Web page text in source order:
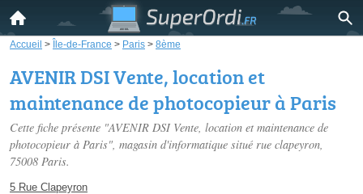
Accueil > Île-de-France > Paris > 8ème
AVENIR DSI Vente, location et
maintenance de photocopieur à Paris
Cette fiche présente "AVENIR DSI Vente, location et maintenance de
photocopieur à Paris", magasin d'informatique situé rue clapeyron,
75008 Paris.
5 Rue Clapeyron